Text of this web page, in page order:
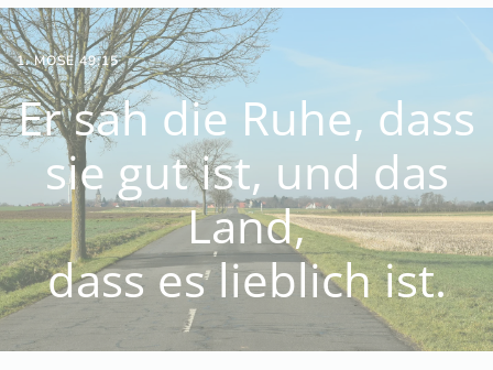
1. MOSE 49:15
Er sah die Ruhe, dass
sie gut ist, und das
Land,
dass eslieblichist.